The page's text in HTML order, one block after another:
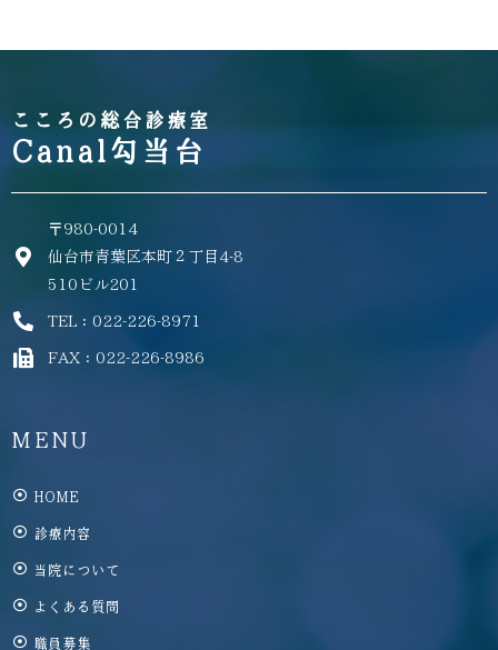
こころの総合診療室
Canal勾当台
〒980-0014
仙台市青葉区本町２丁目4-8
510ビル201
TEL：022-226-8971
FAX：022-226-8986
MENU
HOME
診療内容
当院について
よくある質問
職員募集